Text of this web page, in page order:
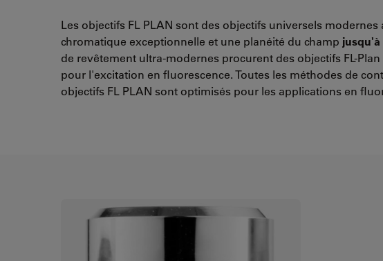
Les objectifs FL PLAN sont des objectifs universels
chromatique exceptionnelle et une planéité du champ jusqu'à
de revêtement ultra-modernes procurent des objectifs FL-
pour l'excitation en fluorescence. Toutes les méthodes de
objectifs FL PLAN sont optimisés pour les applications en